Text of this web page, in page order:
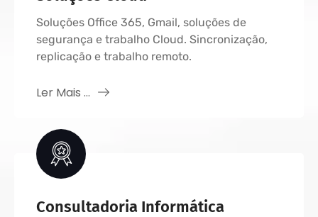
Soluções Office 365, Gmail, soluções de
segurança e trabalho Cloud. Sincronização,
replicação e trabalho remoto.
Ler Mais ...
Consultadoria Informática